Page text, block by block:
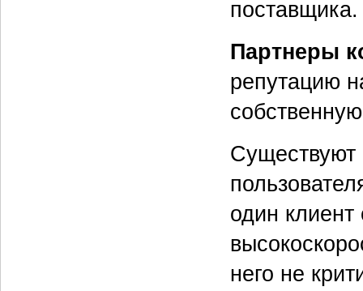
поставщика.
Партнеры
репутацию
Существуют
один клиент
него не